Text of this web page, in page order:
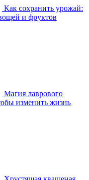
Как сохранить урожай:
и фруктов
Магия лаврового
изменить жизнь